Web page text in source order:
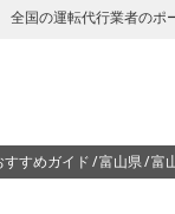
全国の運転代行業者のポ
すめガイド 富山県 富